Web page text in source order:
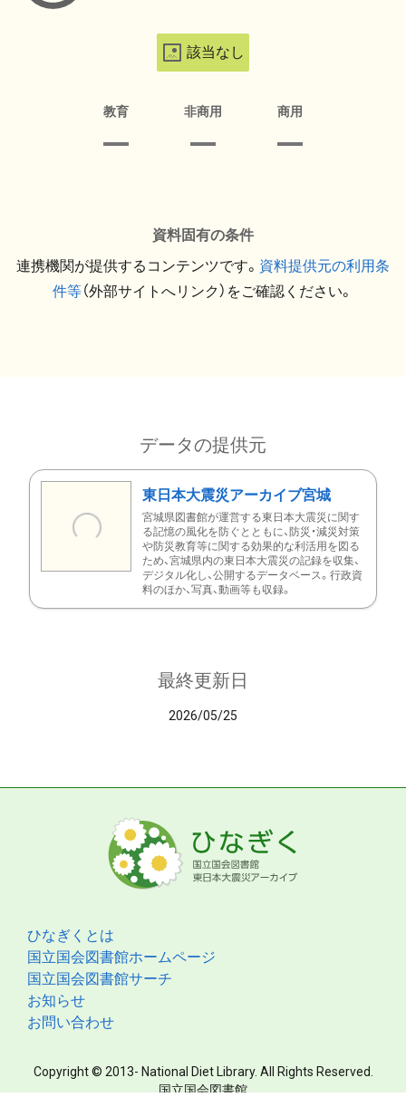
該当なし
教育 非商用 商用
資料固有の条件
連携機関が提供するコンテンツです。 資料提供元の利用条
件等（外部サイトへリンク）をご確認ください。
データの提供元
東日本大震災アーカイブ宮城
宮城県図書館が運営する東日本大震災に関す
る記憶の風化を防ぐとともに、防災・減災対策
や防災教育等に関する効果的な利活用を図る
ため、宮城県内の東日本大震災の記録を収集、
デジタル化し、公開するデータベース。行政資
料のほか、写真、動画等も収録。
最終更新日
2026/05/25
ひなぎくとは
国立国会図書館ホームページ
国立国会図書館サーチ
お知らせ
お問い合わせ
Copyright © 2013- National Diet Library. All Rights Reserved.